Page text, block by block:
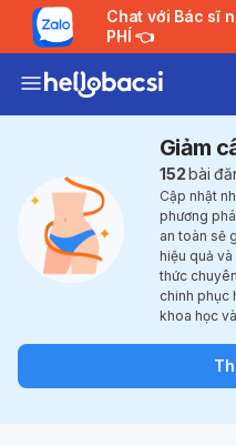
Chat với Bác sĩ ngay 👉 Nhận tư
PHÍ 👈
Giảm
152bài
Cập nhật
phương
an toàn sẽ
hiệu quả
thức
chinh phục
khoa học